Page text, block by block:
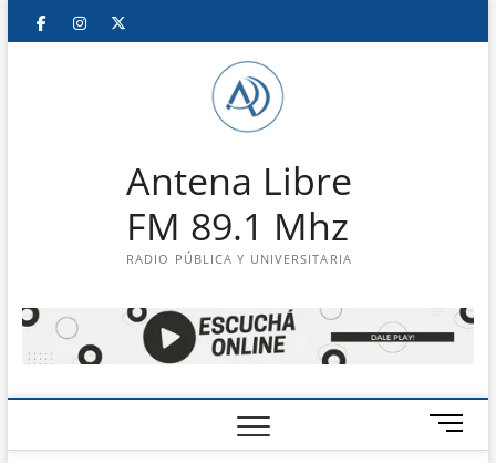
Saltar
FacebookInstagram
Antena Libre
FM 89.1 Mhz
RADIO PÚBLICA Y UNIVERSITARIA
B
o